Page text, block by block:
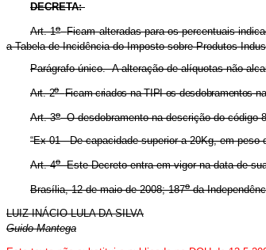
DECRETA:
Art. 1o
Ficam alteradas para os percentuais
a Tabela de Incidência do Imposto sobre Produtos
Parágrafo único. A alteração de alíquotas não
Art. 2o Ficam criados na TIPI os desdobramentos
Art. 3o
O desdobramento na descrição do código
“Ex 01 - De capacidade superior a 20Kg, em peso
Art. 4oEste Decreto entra em vigor na data de
Brasília, 12 de maio de 2008; 187o da
LUIZ INÁCIO LULA DA SILVA
Guido Mantega